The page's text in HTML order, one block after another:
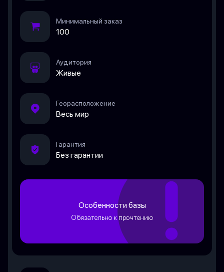
Минимальный заказ
100
Аудитория
Живые
Георасположение
Весь мир
Гарантия
Без гарантии
Особенности базы
Обязательно к прочтению